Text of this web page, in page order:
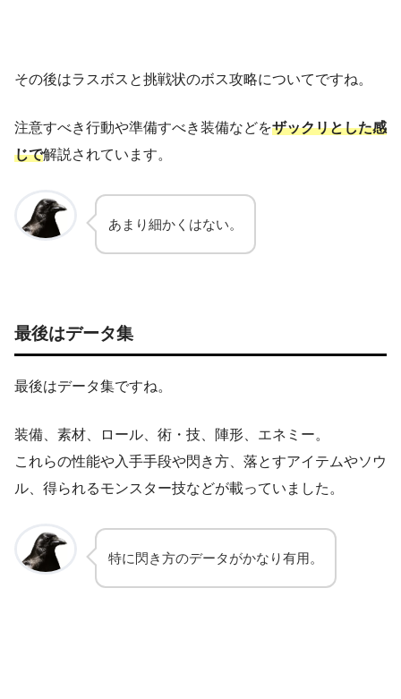
その後はラスボスと挑戦状のボス攻略についてですね。
注意すべき行動や準備すべき装備などをザックリとした感
じで解説されています。
あまり細かくはない。
最後はデータ集
最後はデータ集ですね。
装備、素材、ロール、術・技、陣形、エネミー。
これらの性能や入手手段や閃き方、落とすアイテムやソウ
ル、得られるモンスター技などが載っていました。
特に閃き方のデータがかなり有用。